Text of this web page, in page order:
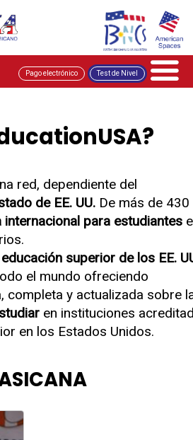
Test de Nivel
Pago electrónico
red, dependiente del
de EE. UU. De más de 430
internacional para estudiantes
educación superior de los EE.
el mundo ofreciendo
completa y actualizada sobre
en instituciones
en los Estados Unidos.